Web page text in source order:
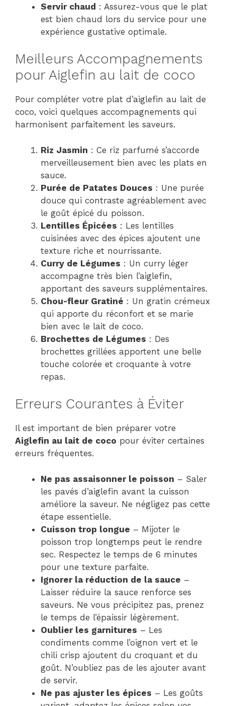
Servir chaud : Assurez-vous que le plat
est bien chaud lors du service pour une
expérience gustative optimale.
Meilleurs Accompagnements
pour Aiglefin au lait de coco
Pour compléter votre plat d’aiglefin au lait de
coco, voici quelques accompagnements qui
harmonisent parfaitement les saveurs.
Riz Jasmin : Ce riz parfumé s’accorde
merveilleusement bien avec les plats en
sauce.
Purée de Patates Douces : Une purée
douce qui contraste agréablement avec
le goût épicé du poisson.
Lentilles Épicées : Les lentilles
cuisinées avec des épices ajoutent une
texture riche et nourrissante.
Curry de Légumes : Un curry léger
accompagne très bien l’aiglefin,
apportant des saveurs supplémentaires.
Chou-fleur Gratiné : Un gratin crémeux
qui apporte du réconfort et se marie
bien avec le lait de coco.
Brochettes de Légumes : Des
brochettes grillées apportent une belle
touche colorée et croquante à votre
repas.
Erreurs Courantes à Éviter
Il est important de bien préparer votre
Aiglefin au lait de coco pour éviter certaines
erreurs fréquentes.
Ne pas assaisonner le poisson – Saler
les pavés d’aiglefin avant la cuisson
améliore la saveur. Ne négligez pas cette
étape essentielle.
Cuisson trop longue – Mijoter le
poisson trop longtemps peut le rendre
sec. Respectez le temps de 6 minutes
pour une texture parfaite.
Ignorer la réduction de la sauce –
Laisser réduire la sauce renforce ses
saveurs. Ne vous précipitez pas, prenez
le temps de l’épaissir légèrement.
Oublier les garnitures – Les
condiments comme l’oignon vert et le
chili crisp ajoutent du croquant et du
goût. N’oubliez pas de les ajouter avant
de servir.
Ne pas ajuster les épices – Les goûts